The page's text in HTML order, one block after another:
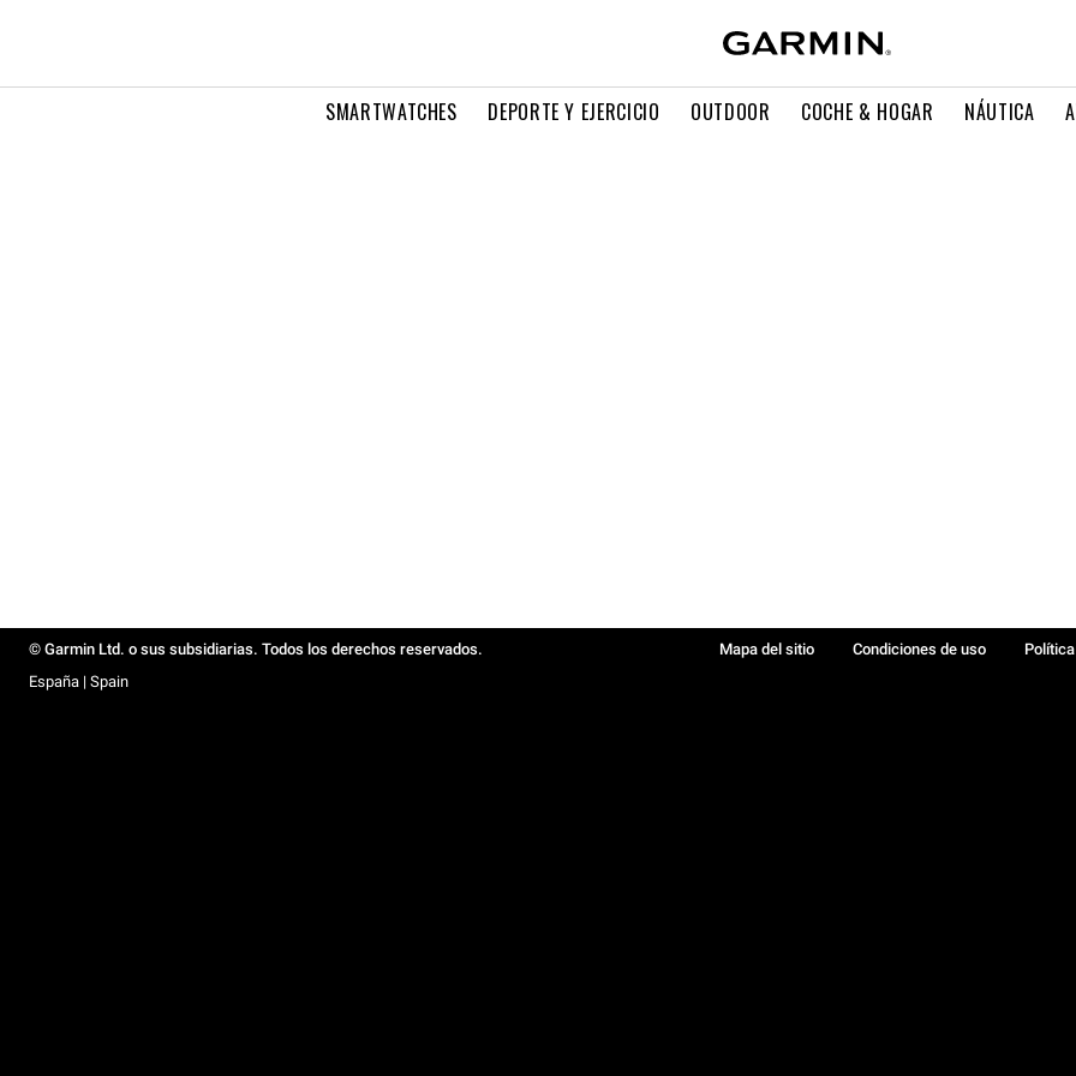
SMARTWATCHES DEPORTE Y EJERCICIO OUTDOOR COCHE & HOGAR NÁUTICA
© Garmin Ltd. o sus subsidiarias. Todos los derechos reservados. Mapa del sitio Condiciones de uso
España | Spain